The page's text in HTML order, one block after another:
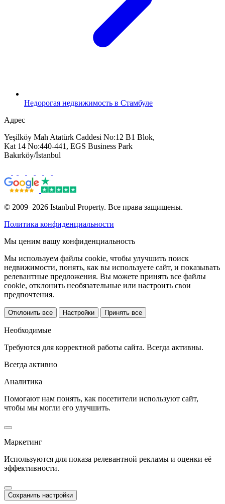
Недорогая недвижимость в Стамбуле
Адрес
Yeşilköy Mah Atatürk Caddesi No:12 B1 Blok,
Kat 14 No:440-441, EGS Business Park
Bakırköy/İstanbul
© 2009–2026 Istanbul Property. Все права защищены.
Политика конфиденциальности
Мы ценим вашу конфиденциальность
Мы используем файлы cookie, чтобы улучшить поиск
недвижимости, понять, как вы используете сайт, и показывать
релевантные предложения. Вы можете принять все файлы
cookie, отклонить необязательные или настроить свои
предпочтения.
Отклонить все Настройки Принять все
Необходимые
Требуются для корректной работы сайта. Всегда активны.
Всегда активно
Аналитика
Помогают нам понять, как посетители используют сайт,
чтобы мы могли его улучшить.
Маркетинг
Используются для показа релевантной рекламы и оценки её
эффективности.
Сохранить настройки